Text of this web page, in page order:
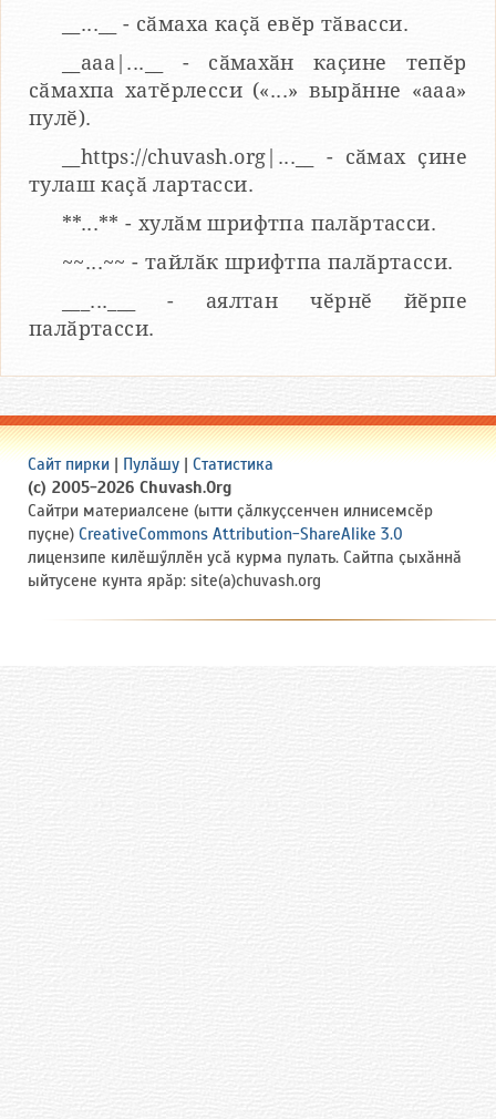
__...__ - сӑмаха каҫӑ евӗр тӑвасси.
__aaa|...__ - сӑмахӑн каҫине тепӗр
сӑмахпа хатӗрлесси («...» вырӑнне «ааа»
пулӗ).
__https://chuvash.org|...__ - сӑмах ҫине
тулаш каҫӑ лартасси.
**...** - хулӑм шрифтпа палӑртасси.
~~...~~ - тайлӑк шрифтпа палӑртасси.
___...___ - аялтан чӗрнӗ йӗрпе
палӑртасси.
Сайт пирки | Пулӑшу | Статистика
(c) 2005-2026 Chuvash.Org
Сайтри материалсене (ытти ҫӑлкуҫсенчен илнисемсӗр
пуҫне) CreativeCommons Attribution-ShareAlike 3.0
лицензипе килӗшӳллӗн усӑ курма пулать. Сайтпа ҫыхӑннӑ
ыйтусене кунта ярӑр: site(a)chuvash.org